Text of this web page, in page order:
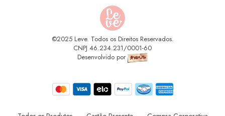
©2025 Leve. Todos os Direitos Reservados.
CNPJ 46.234.231/0001-60
Desenvolvido por